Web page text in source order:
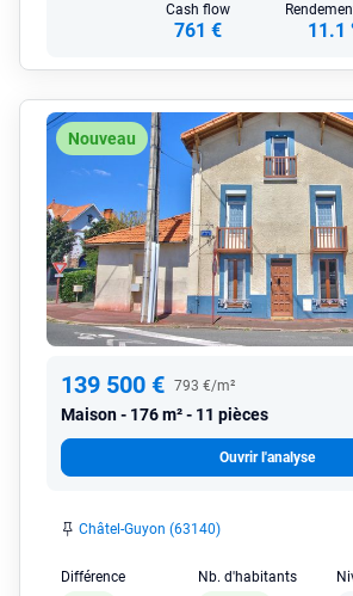
Cash flow
761 € 11.1
Nouveau
139 500 € 793 €/m²
Maison 176 m² - 11 pièces
Ouvrir l'analyse
Châtel-Guyon (63140)
Différence
Nb. d'habitants